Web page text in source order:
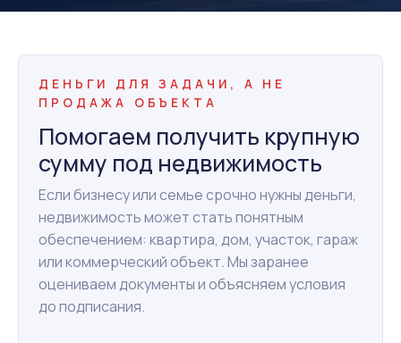
ДЕНЬГИ ДЛЯ ЗАДАЧИ, А НЕ
ПРОДАЖА ОБЪЕКТА
Помогаем получить крупную
сумму под недвижимость
Если бизнесу или семье срочно нужны деньги,
недвижимость может стать понятным
обеспечением: квартира, дом, участок, гараж
или коммерческий объект. Мы заранее
оцениваем документы и объясняем условия
до подписания.